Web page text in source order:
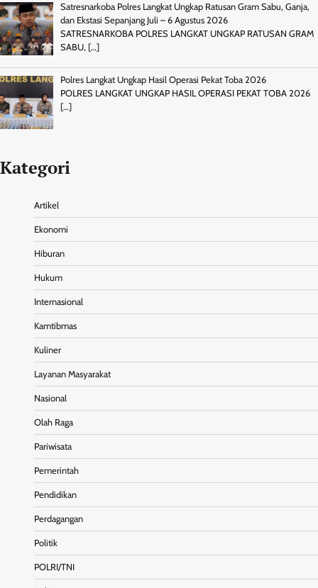
Satresnarkoba Polres Langkat Ungkap Ratusan Gram Sabu, Ganja,
dan Ekstasi Sepanjang Juli – 6 Agustus 2026
SATRESNARKOBA POLRES LANGKAT UNGKAP RATUSAN GRAM
SABU, […]
Polres Langkat Ungkap Hasil Operasi Pekat Toba 2026
POLRES LANGKAT UNGKAP HASIL OPERASI PEKAT TOBA 2026
[…]
Kategori
Artikel
Ekonomi
Hiburan
Hukum
Internasional
Kamtibmas
Kuliner
Layanan Masyarakat
Nasional
Olah Raga
Pariwisata
Pemerintah
Pendidikan
Perdagangan
Politik
POLRI/TNI